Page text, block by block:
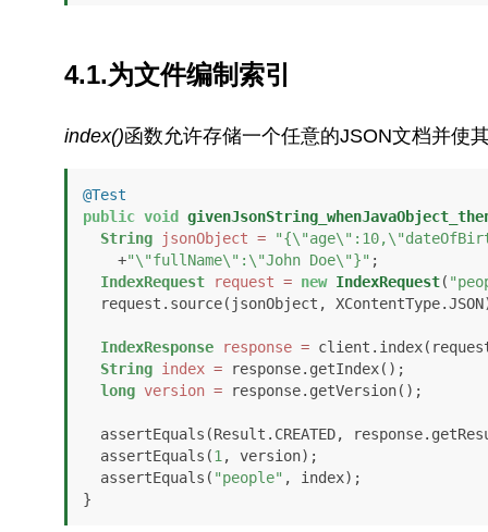
4.1.为文件编制索引
index()函数允许存储一个任意的JSON文档并使
@Test
public void
String
jsonObject =
    +
"\"fullName\":\"John Doe\"}" ;
IndexRequest
request = new IndexRequest(
IndexResponse response = client.index(request,
String index = response.getIndex();
long version = response.getVersion();
  assertEquals(
1 , version);
  assertEquals(
"people" , index);
}